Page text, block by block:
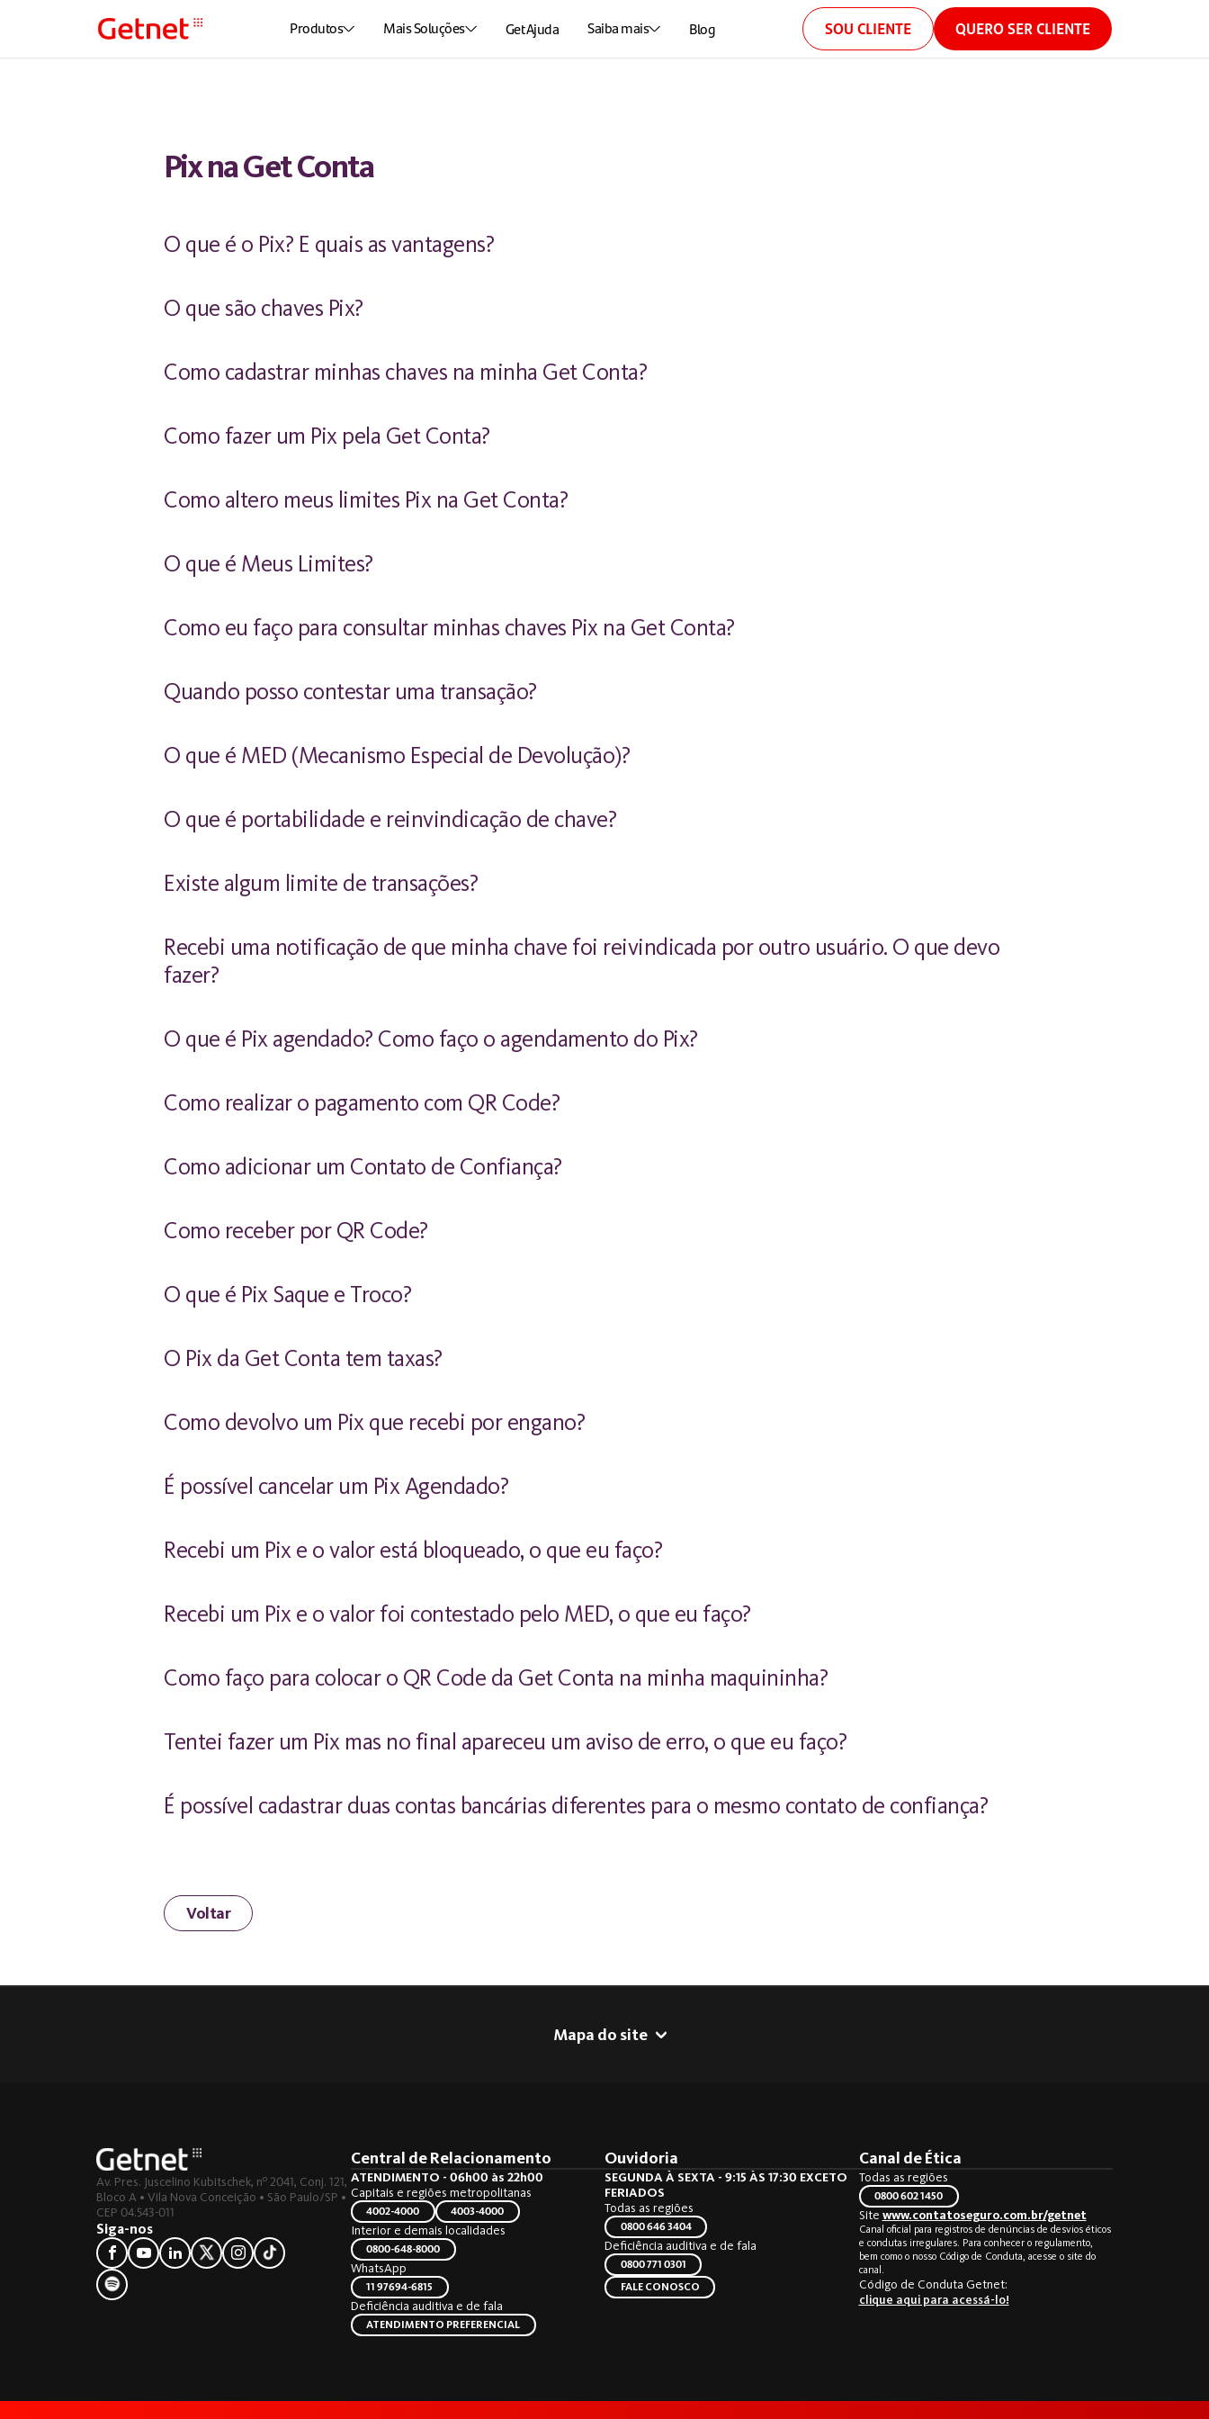
Produtos Mais Soluções Get Ajuda Saiba mais Blog SOU CLIENTE QUERO SER CLIENTE
Pix na Get Conta
O que é o Pix? E quais as vantagens?
O que são chaves Pix?
Como cadastrar minhas chaves na minha Get Conta?
Como fazer um Pix pela Get Conta?
Como altero meus limites Pix na Get Conta?
O que é Meus Limites?
Como eu faço para consultar minhas chaves Pix na Get Conta?
Quando posso contestar uma transação?
O que é MED (Mecanismo Especial de Devolução)?
O que é portabilidade e reinvindicação de chave?
Existe algum limite de transações?
Recebi uma notificação de que minha chave foi reivindicada por outro usuário. O que devo
fazer?
O que é Pix agendado? Como faço o agendamento do Pix?
Como realizar o pagamento com QR Code?
Como adicionar um Contato de Confiança?
Como receber por QR Code?
O que é Pix Saque e Troco?
O Pix da Get Conta tem taxas?
Como devolvo um Pix que recebi por engano?
É possível cancelar um Pix Agendado?
Recebi um Pix e o valor está bloqueado, o que eu faço?
Recebi um Pix e o valor foi contestado pelo MED, o que eu faço?
Como faço para colocar o QR Code da Get Conta na minha maquininha?
Tentei fazer um Pix mas no final apareceu um aviso de erro, o que eu faço?
É possível cadastrar duas contas bancárias diferentes para o mesmo contato de confiança?
Voltar
Mapa do site
Av. Pres. Juscelino Kubitschek, nº 2041, Conj. 121,
Bloco A • Vila Nova Conceição • São Paulo/SP •
CEP 04.543-011
Siga-nos
Central de Relacionamento
ATENDIMENTO - 06h00 às 22h00
Capitais e regiões metropolitanas
4002-4000 4003-4000
Interior e demais localidades
0800-648-8000
WhatsApp
11 97694-6815
Deficiência auditiva e de fala
ATENDIMENTO PREFERENCIAL
Ouvidoria
SEGUNDA À SEXTA - 9:15 ÀS 17:30 EXCETO
FERIADOS
Todas as regiões
0800 646 3404
Deficiência auditiva e de fala
0800 771 0301
FALE CONOSCO
Canal de Ética
Todas as regiões
0800 602 1450
Site www.contatoseguro.com.br/getnet
Canal oficial para registros de denúncias de desvios éticos
e condutas irregulares. Para conhecer o regulamento,
bem como o nosso Código de Conduta, acesse o site do
canal.
Código de Conduta Getnet:
clique aqui para acessá-lo!